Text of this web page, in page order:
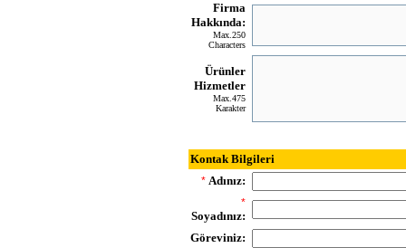
Firma
Hakkında:
Max.250
Characters
Ürünler
Hizmetler
Max.475
Karakter
Kontak Bilgileri
* Adınız:
*
Soyadınız:
Göreviniz: